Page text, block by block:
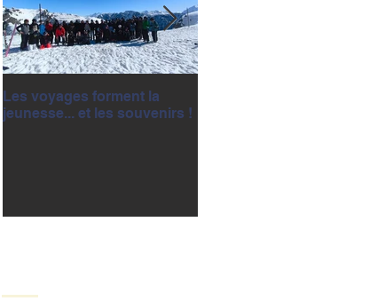
Les voyages forment la
jeunesse... et les souvenirs !